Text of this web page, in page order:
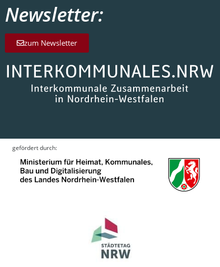
Newsletter:
zum Newsletter
gefördert durch: